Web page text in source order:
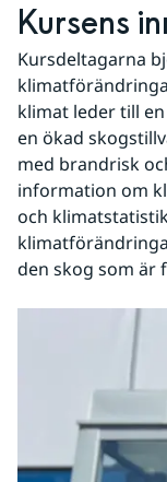
Kursens
Kursdeltagarna
klimat leder till
en ökad
med brandrisk
information om
och
den skog som är